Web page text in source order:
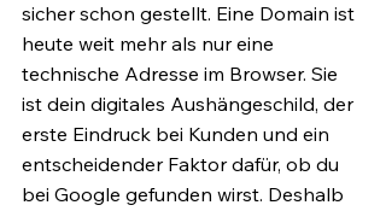
sicher schon gestellt. Eine Domain ist
heute weit mehr als nur eine
technische Adresse im Browser. Sie
ist dein digitales Aushängeschild, der
erste Eindruck bei Kunden und ein
entscheidender Faktor dafür, ob du
bei Google gefunden wirst. Deshalb